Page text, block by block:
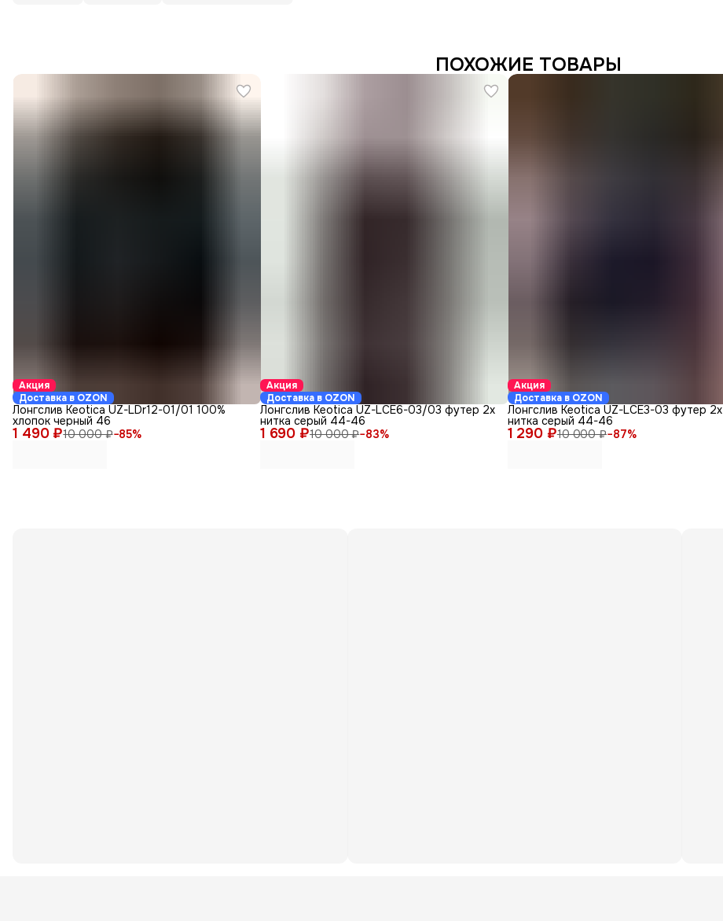
ПОХОЖИЕ ТОВАРЫ
Акция
Доставка в OZON
1 490 ₽10 000 ₽−85%
Лонгслив Keotica UZ-LDr12-01/01 100%
хлопок черный 46
Акция
Доставка в OZON
1 690 ₽10 000 ₽−83%
Лонгслив Keotica UZ-LСЕ6-03/03 футер 2х
нитка серый 44-46
Акция
Доставка в OZON
1 290 ₽10 000 ₽−87%
Лонгслив Keotica UZ-LCE3-03 футер 2х
нитка серый 44-46